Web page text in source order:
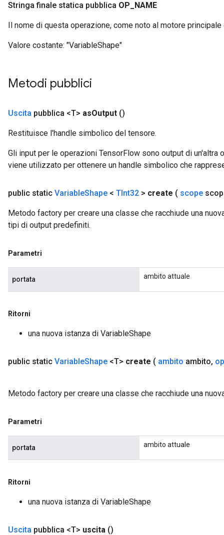
Stringa finale statica pubblica OP NAME
Il nome di questa operazione, come noto al motore
Valore costante: "VariableShape"
Metodi pubblici
Uscita pubblica <T> asOutput ()
Restituisce l'handle simbolico del tensore.
Gli input per le operazioni TensorFlow sono output di un'altra
viene utilizzato per ottenere un handle simbolico che
public static VariableShape < TInt32 > create ( scope
Metodo factory per creare una classe che racchiude una
tipi di output predefiniti.
Parametri
portata ambito attuale
Ritorni
una nuova istanza di VariableShape
public static VariableShape <T> create ( ambito ambito,
Metodo factory per creare una classe che racchiude una
Parametri
portata ambito attuale
Ritorni
una nuova istanza di VariableShape
Uscita pubblica <T> uscita ()